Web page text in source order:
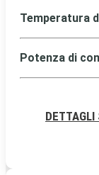
Temperatura
Potenza di
DETTAGLI